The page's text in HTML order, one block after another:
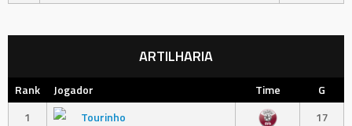
ARTILHARIA
Rank Jogador Time
G
1
Tourinho
17